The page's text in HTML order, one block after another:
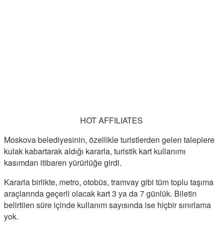
HOT AFFILIATES
Moskova belediyesinin, özellikle turistlerden gelen taleplere
kulak kabartarak aldığı kararla, turistik kart kullanımı
kasımdan itibaren yürürlüğe girdi.
Kararla birlikte, metro, otobüs, tramvay gibi tüm toplu taşıma
araçlarında geçerli olacak kart 3 ya da 7 günlük. Biletin
belirtilen süre içinde kullanım sayısında ise hiçbir sınırlama
yok.